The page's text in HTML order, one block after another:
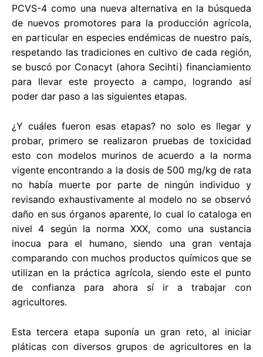
PCVS-4 como una nueva alternativa en la búsqueda
de nuevos promotores para la producción agrícola,
en particular en especies endémicas de nuestro país,
respetando las tradiciones en cultivo de cada región,
se buscó por Conacyt (ahora Secihti) financiamiento
para llevar este proyecto a campo, logrando así
poder dar paso a las siguientes etapas.
¿Y cuáles fueron esas etapas? no solo es llegar y
probar, primero se realizaron pruebas de toxicidad
esto con modelos murinos de acuerdo a la norma
vigente encontrando a la dosis de 500 mg/kg de rata
no había muerte por parte de ningún individuo y
revisando exhaustivamente al modelo no se observó
daño en sus órganos aparente, lo cual lo cataloga en
nivel 4 según la norma XXX, como una sustancia
inocua para el humano, siendo una gran ventaja
comparando con muchos productos químicos que se
utilizan en la práctica agrícola, siendo este el punto
de confianza para ahora sí ir a trabajar con
agricultores.
Esta tercera etapa suponía un gran reto, al iniciar
pláticas con diversos grupos de agricultores en la